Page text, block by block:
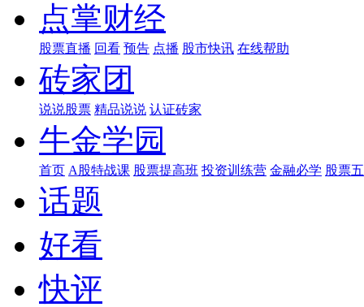
点掌财经
股票直播 回看 预告 点播 股市快讯 在线帮助
砖家团
说说股票 精品说说 认证砖家
牛金学园
首页 A股特战课 股票提高班 投资训练营 金融必学 股票
话题
好看
快评